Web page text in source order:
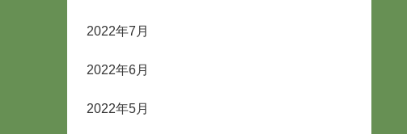
2022年7月
2022年6月
2022年5月